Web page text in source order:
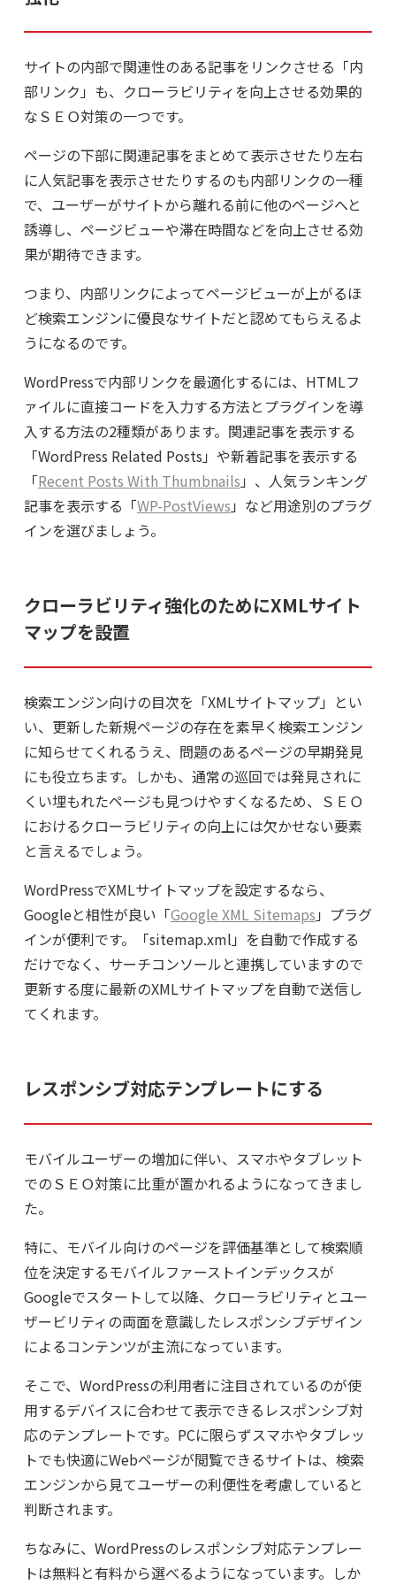
サイトの内部で関連性のある記事をリンクさせる「内
部リンク」も、クローラビリティを向上させる効果的
なＳＥＯ対策の一つです。
ページの下部に関連記事をまとめて表示させたり左右
に人気記事を表示させたりするのも内部リンクの一種
で、ユーザーがサイトから離れる前に他のページへと
誘導し、ページビューや滞在時間などを向上させる効
果が期待できます。
つまり、内部リンクによってページビューが上がるほ
ど検索エンジンに優良なサイトだと認めてもらえるよ
うになるのです。
WordPressで内部リンクを最適化するには、HTMLフ
ァイルに直接コードを入力する方法とプラグインを導
入する方法の2種類があります。関連記事を表示する
「WordPress Related Posts」や新着記事を表示する
「Recent Posts With Thumbnails 」、人気ランキング
記事を表示する「WP-PostViews 」など用途別のプラグ
インを選びましょう。
クローラビリティ強化のためにXMLサイト
マップを設置
検索エンジン向けの目次を「XMLサイトマップ」とい
い、更新した新規ページの存在を素早く検索エンジン
に知らせてくれるうえ、問題のあるページの早期発見
にも役立ちます。しかも、通常の巡回では発見されに
くい埋もれたページも見つけやすくなるため、ＳＥＯ
におけるクローラビリティの向上には欠かせない要素
と言えるでしょう。
WordPressでXMLサイトマップを設定するなら、
Googleと相性が良い「Google XML Sitemaps 」プラグ
インが便利です。「sitemap.xml」を自動で作成する
だけでなく、サーチコンソールと連携していますので
更新する度に最新のXMLサイトマップを自動で送信し
てくれます。
レスポンシブ対応テンプレートにする
モバイルユーザーの増加に伴い、スマホやタブレット
でのＳＥＯ対策に比重が置かれるようになってきまし
た。
特に、モバイル向けのページを評価基準として検索順
位を決定するモバイルファーストインデックスが
Googleでスタートして以降、クローラビリティとユー
ザービリティの両面を意識したレスポンシブデザイン
によるコンテンツが主流になっています。
そこで、WordPressの利用者に注目されているのが使
用するデバイスに合わせて表示できるレスポンシブ対
応のテンプレートです。PCに限らずスマホやタブレッ
トでも快適にWebページが閲覧できるサイトは、検索
エンジンから見てユーザーの利便性を考慮していると
判断されます。
ちなみに、WordPressのレスポンシブ対応テンプレー
トは無料と有料から選べるようになっています。しか